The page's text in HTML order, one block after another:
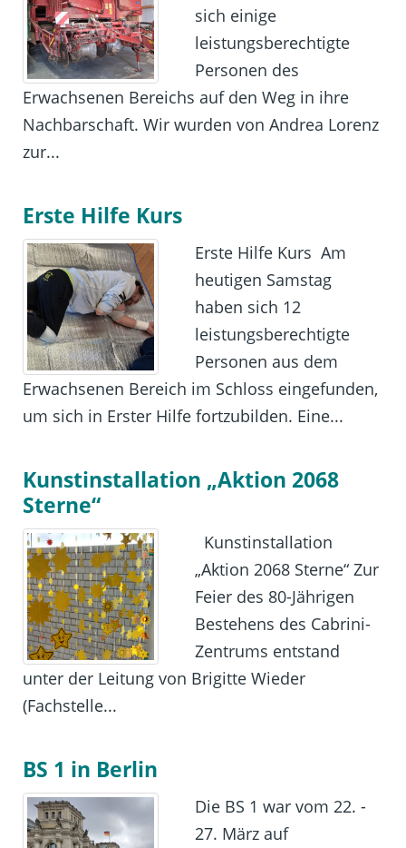
sich einige
leistungsberechtigte
Personen des
Erwachsenen Bereichs auf den Weg in ihre
Nachbarschaft. Wir wurden von Andrea Lorenz
zur...
Erste Hilfe Kurs
Erste Hilfe Kurs Am
heutigen Samstag
haben sich 12
leistungsberechtigte
Personen aus dem
Erwachsenen Bereich im Schloss eingefunden,
um sich in Erster Hilfe fortzubilden. Eine...
Kunstinstallation „Aktion 2068
Sterne“
Kunstinstallation
„Aktion 2068 Sterne“ Zur
Feier des 80-Jährigen
Bestehens des Cabrini-
Zentrums entstand
unter der Leitung von Brigitte Wieder
(Fachstelle...
BS 1 in Berlin
Die BS 1 war vom 22. -
27. März auf